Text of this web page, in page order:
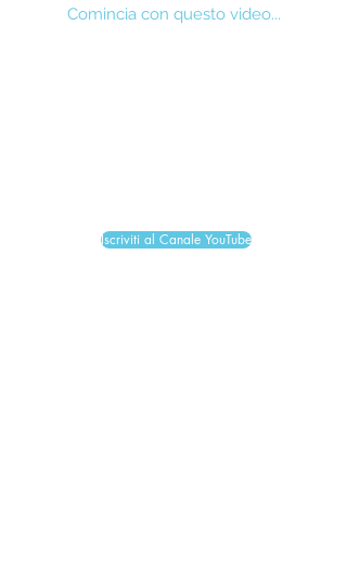
Comincia con questo video...
Iscriviti al Canale YouTube